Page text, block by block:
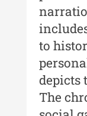
Indexul
Buletinul
to
depicts
The